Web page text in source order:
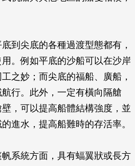
到尖底的各種過渡型態都有，
。例如平底的沙船可以在沙岸
之妙；而尖底的福船、廣船，
行。此外，一定有橫向隔艙
，可以提高船體結構強度，並
進水，提高船難時的存活率。
系統方面，具有蝠翼狀或長方